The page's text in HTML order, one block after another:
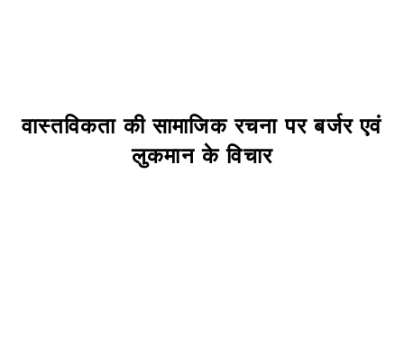
वास्तविकता की सामाजिक रचना पर बर्जर एवं
लुकमान के विचार